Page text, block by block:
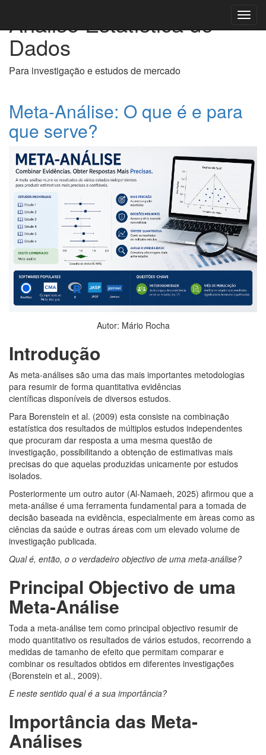
Análise Estatística de
Dados
Para investigação e estudos de mercado
Meta-Análise: O que é e para
que serve?
Autor: Mário Rocha
Introdução
As meta-análises são uma das mais importantes metodologias
para resumir de forma quantitativa evidências
científicas disponíveis de diversos estudos.
Para Borenstein et al. (2009) esta consiste na combinação
estatística dos resultados de múltiplos estudos independentes
que procuram dar resposta a uma mesma questão de
investigação, possibilitando a obtenção de estimativas mais
precisas do que aquelas produzidas unicamente por estudos
isolados.
Posteriormente um outro autor (Al-Namaeh, 2025) afirmou que a
meta-análise é uma ferramenta fundamental para a tomada de
decisão baseada na evidência, especialmente em àreas como as
ciências da saúde e outras áreas com um elevado volume de
investigação publicada.
Qual é, então, o o verdadeiro objectivo de uma meta-análise?
Principal Objectivo de uma
Meta-Análise
Toda a meta-análise tem como principal objectivo resumir de
modo quantitativo os resultados de vários estudos, recorrendo a
medidas de tamanho de efeito que permitam comparar e
combinar os resultados obtidos em diferentes investigações
(Borenstein et al., 2009).
E neste sentido qual é a sua importância?
Importância das Meta-
Análises